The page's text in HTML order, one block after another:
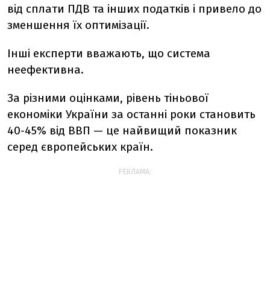
від сплати ПДВ та інших податків і привело до
зменшення їх оптимізації.
Інші експерти вважають, що система
неефективна.
За різними оцінками, рівень тіньової
економіки України за останні роки становить
40-45% від ВВП — це найвищий показник
серед європейських країн.
РЕКЛАМА: